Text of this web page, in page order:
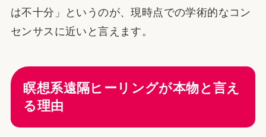
は不十分」というのが、現時点での学術的なコン
センサスに近いと言えます。
瞑想系遠隔ヒーリングが本物と言え
る理由